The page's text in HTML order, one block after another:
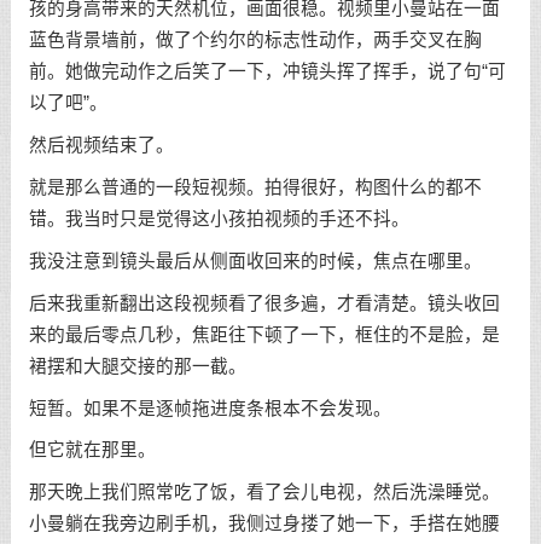
孩的身高带来的天然机位，画面很稳。视频里小曼站在一面
蓝色背景墙前，做了个约尔的标志性动作，两手交叉在胸
前。她做完动作之后笑了一下，冲镜头挥了挥手，说了句“可
以了吧”。
然后视频结束了。
就是那么普通的一段短视频。拍得很好，构图什么的都不
错。我当时只是觉得这小孩拍视频的手还不抖。
我没注意到镜头最后从侧面收回来的时候，焦点在哪里。
后来我重新翻出这段视频看了很多遍，才看清楚。镜头收回
来的最后零点几秒，焦距往下顿了一下，框住的不是脸，是
裙摆和大腿交接的那一截。
短暂。如果不是逐帧拖进度条根本不会发现。
但它就在那里。
那天晚上我们照常吃了饭，看了会儿电视，然后洗澡睡觉。
小曼躺在我旁边刷手机，我侧过身搂了她一下，手搭在她腰